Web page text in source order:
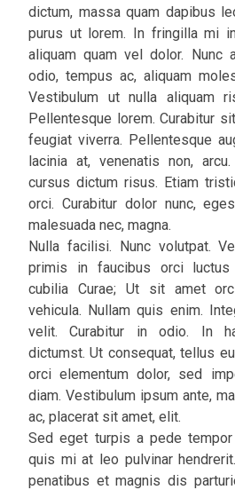
dictum, massa quam dapibus
purus ut lorem. In fringilla mi
aliquam quam vel dolor. Nunc
odio, tempus ac, aliquam
Vestibulum ut nulla aliquam
Pellentesque lorem. Curabitur
feugiat viverra. Pellentesque
lacinia at, venenatis non,
cursus dictum risus. Etiam
orci. Curabitur dolor nunc,
malesuada nec, magna.
Nulla facilisi. Nunc volutpat.
primis in faucibus orci
cubilia Curae; Ut sit amet
vehicula. Nullam quis enim.
velit. Curabitur in odio. In
dictumst. Ut consequat, tellus
orci elementum dolor, sed
diam. Vestibulum ipsum ante,
ac, placerat sit amet, elit.
Sed eget turpis a pede tempor
quis mi at leo pulvinar
penatibus et magnis dis